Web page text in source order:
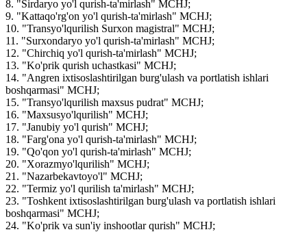
8. "Sirdaryo yo'l qurish-ta'mirlash" MCHJ;
9. "Kattaqo'rg'on yo'l qurish-ta'mirlash" MCHJ;
10. "Transyo'lqurilish Surxon magistral" MCHJ;
11. "Surxondaryo yo'l qurish-ta'mirlash" MCHJ;
12. "Chirchiq yo'l qurish-ta'mirlash" MCHJ;
13. "Ko'prik qurish uchastkasi" MCHJ;
14. "Angren ixtisoslashtirilgan burg'ulash va portlatish ishlari
boshqarmasi" MCHJ;
15. "Transyo'lqurilish maxsus pudrat" MCHJ;
16. "Maxsusyo'lqurilish" MCHJ;
17. "Janubiy yo'l qurish" MCHJ;
18. "Farg'ona yo'l qurish-ta'mirlash" MCHJ;
19. "Qo'qon yo'l qurish-ta'mirlash" MCHJ;
20. "Xorazmyo'lqurilish" MCHJ;
21. "Nazarbekavtoyo'l" MCHJ;
22. "Termiz yo'l qurilish ta'mirlash" MCHJ;
23. "Toshkent ixtisoslashtirilgan burg'ulash va portlatish ishlari
boshqarmasi" MCHJ;
24. "Ko'prik va sun'iy inshootlar qurish" MCHJ;